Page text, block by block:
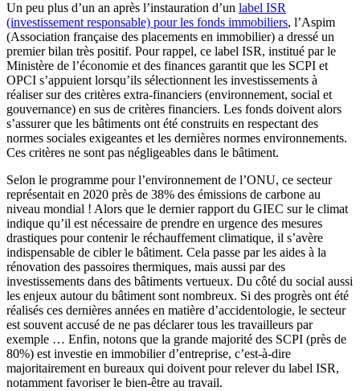
Un peu plus d’un an après l’instauration d’un label ISR
(investissement responsable) pour les fonds immobiliers, l’Aspim
(Association française des placements en immobilier) a dressé un
premier bilan très positif. Pour rappel, ce label ISR, institué par le
Ministère de l’économie et des finances garantit que les SCPI et
OPCI s’appuient lorsqu’ils sélectionnent les investissements à
réaliser sur des critères extra-financiers (environnement, social et
gouvernance) en sus de critères financiers. Les fonds doivent alors
s’assurer que les bâtiments ont été construits en respectant des
normes sociales exigeantes et les dernières normes environnements.
Ces critères ne sont pas négligeables dans le bâtiment.
Selon le programme pour l’environnement de l’ONU, ce secteur
représentait en 2020 près de 38% des émissions de carbone au
niveau mondial ! Alors que le dernier rapport du GIEC sur le climat
indique qu’il est nécessaire de prendre en urgence des mesures
drastiques pour contenir le réchauffement climatique, il s’avère
indispensable de cibler le bâtiment. Cela passe par les aides à la
rénovation des passoires thermiques, mais aussi par des
investissements dans des bâtiments vertueux. Du côté du social aussi
les enjeux autour du bâtiment sont nombreux. Si des progrès ont été
réalisés ces dernières années en matière d’accidentologie, le secteur
est souvent accusé de ne pas déclarer tous les travailleurs par
exemple … Enfin, notons que la grande majorité des SCPI (près de
80%) est investie en immobilier d’entreprise, c’est-à-dire
majoritairement en bureaux qui doivent pour relever du label ISR,
notamment favoriser le bien-être au travail.